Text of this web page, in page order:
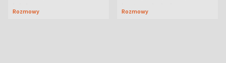
jak bumerang
Rozmowy
jest zaskakująco
Rozmowy